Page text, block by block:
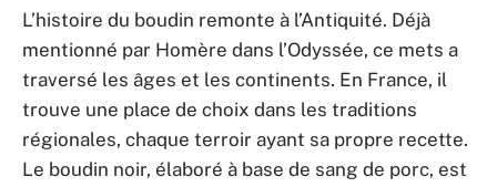
L’histoire du boudin remonte à l’Antiquité. Déjà
mentionné par Homère dans l’Odyssée, ce mets a
traversé les âges et les continents. En France, il
trouve une place de choix dans les traditions
régionales, chaque terroir ayant sa propre recette.
Le boudin noir, élaboré à base de sang de porc, est